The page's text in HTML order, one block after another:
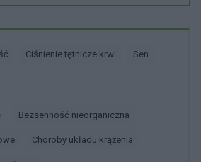
Ciśnienie tętnicze krwi Sen
Bezsenność nieorganiczna
Choroby układu krążenia